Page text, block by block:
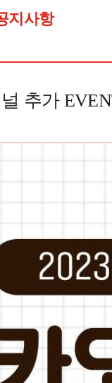
지사항
추가